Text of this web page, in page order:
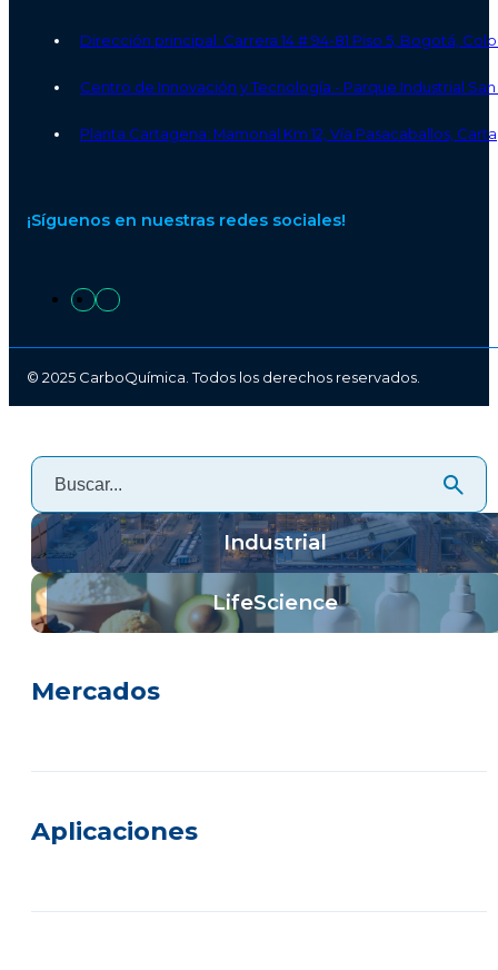
Dirección principal: Carrera 14 # 94-81 Piso 5, Bogotá,
Centro de Innovación y Tecnología - Parque Industrial
Planta Cartagena: Mamonal Km 12, Vía Pasacaballos,
¡Síguenos en nuestras redes sociales!
© 2025 CarboQuímica. Todos los derechos reservados.
Industrial
LifeScience
Mercados
Aplicaciones